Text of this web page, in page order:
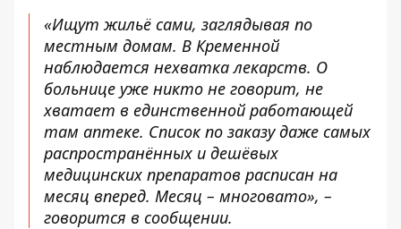
«Ищут жильё сами, заглядывая по
местным домам. В Кременной
наблюдается нехватка лекарств. О
больнице уже никто не говорит, не
хватает в единственной работающей
там аптеке. Список по заказу даже самых
распространённых и дешёвых
медицинских препаратов расписан на
месяц вперед. Месяц – многовато», –
говорится в сообщении.